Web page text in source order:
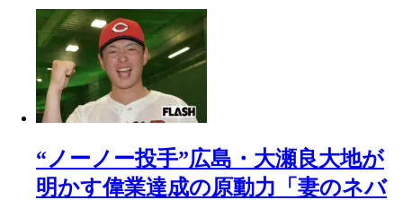
“ノーノー投手”広島・大瀬良大地が
明かす偉業達成の原動力「妻のネバ